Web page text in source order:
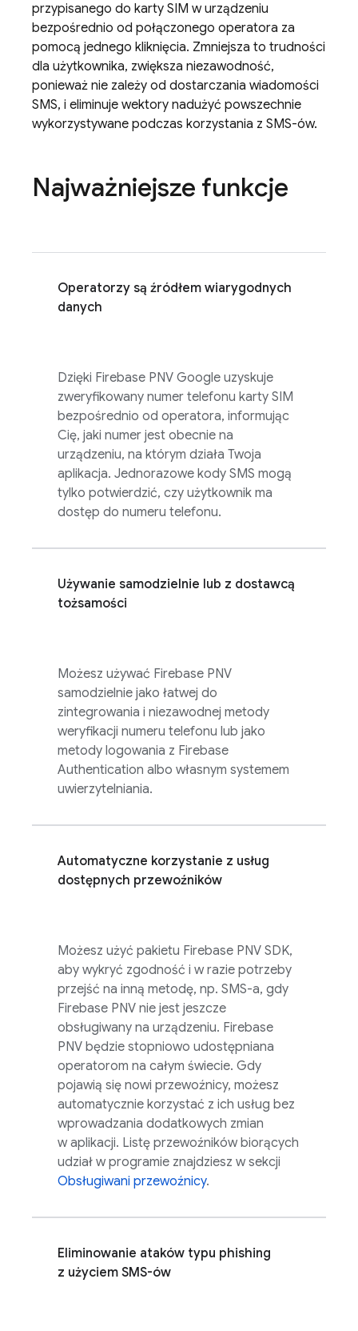
przypisanego do karty SIM w urządzeniu
bezpośrednio od połączonego operatora za
pomocą jednego kliknięcia. Zmniejsza to trudności
dla użytkownika, zwiększa niezawodność,
ponieważ nie zależy od dostarczania wiadomości
SMS, i eliminuje wektory nadużyć powszechnie
wykorzystywane podczas korzystania z SMS-ów.
Najważniejsze funkcje
Operatorzy są źródłem wiarygodnych
danych
Dzięki Firebase PNV Google uzyskuje
zweryfikowany numer telefonu karty SIM
bezpośrednio od operatora, informując
Cię, jaki numer jest obecnie na
urządzeniu, na którym działa Twoja
aplikacja. Jednorazowe kody SMS mogą
tylko potwierdzić, czy użytkownik ma
dostęp do numeru telefonu.
Używanie samodzielnie lub z dostawcą
tożsamości
Możesz używać Firebase PNV
samodzielnie jako łatwej do
zintegrowania i niezawodnej metody
weryfikacji numeru telefonu lub jako
metody logowania z Firebase
Authentication albo własnym systemem
uwierzytelniania.
Automatyczne korzystanie z usług
dostępnych przewoźników
Możesz użyć pakietu Firebase PNV SDK,
aby wykryć zgodność i w razie potrzeby
przejść na inną metodę, np. SMS-a, gdy
Firebase PNV nie jest jeszcze
obsługiwany na urządzeniu. Firebase
PNV będzie stopniowo udostępniana
operatorom na całym świecie. Gdy
pojawią się nowi przewoźnicy, możesz
automatycznie korzystać z ich usług bez
wprowadzania dodatkowych zmian
w aplikacji. Listę przewoźników biorących
udział w programie znajdziesz w sekcji
Obsługiwani przewoźnicy.
Eliminowanie ataków typu phishing
z użyciem SMS-ów